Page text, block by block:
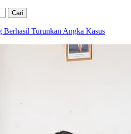
Turunkan Angka Kasus